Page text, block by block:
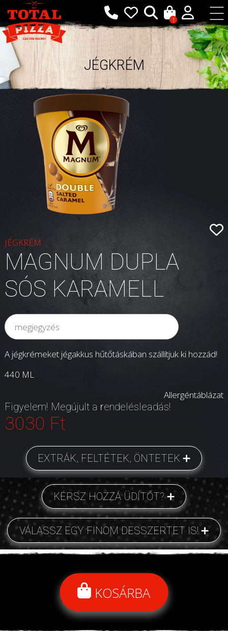
1
JÉGKRÉM
JÉGKRÉM
MAGNUM DUPLA
SÓS KARAMELL
A jégkrémeket jégakkus hűtőtáskában szállítjuk ki hozzád!
440 ML
Allergéntáblázat
Figyelem! Megújult a rendelésleadás!
3030 Ft
EXTRÁK, FELTÉTEK, ÖNTETEK
KÉRSZ HOZZÁ ÜDÍTŐT?
VÁLASSZ EGY FINOM DESSZERTET IS!
KOSÁRBA